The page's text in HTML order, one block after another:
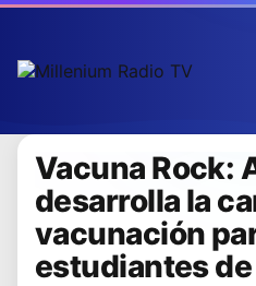
Vacuna Rock:
desarrolla la
vacunación
estudiantes de